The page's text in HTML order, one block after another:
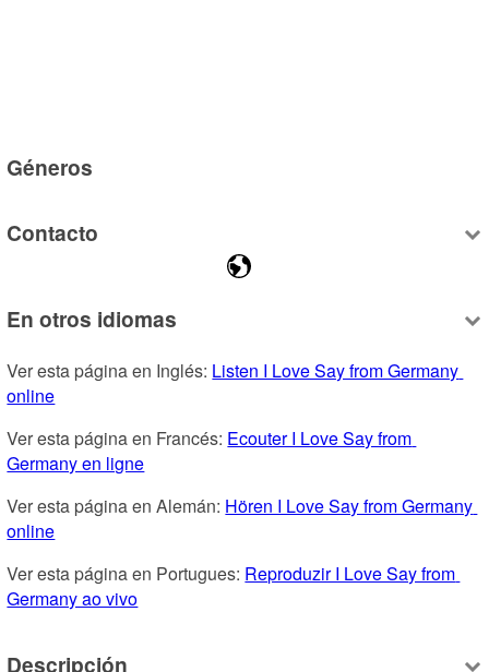
Géneros
Contacto
En otros idiomas
Ver esta página en Inglés: Listen I Love Say from Germany
online
Ver esta página en Francés: Ecouter I Love Say from
Germany en ligne
Ver esta página en Alemán: Hören I Love Say from Germany
online
Ver esta página en Portugues: Reproduzir I Love Say from
Germany ao vivo
Descripción